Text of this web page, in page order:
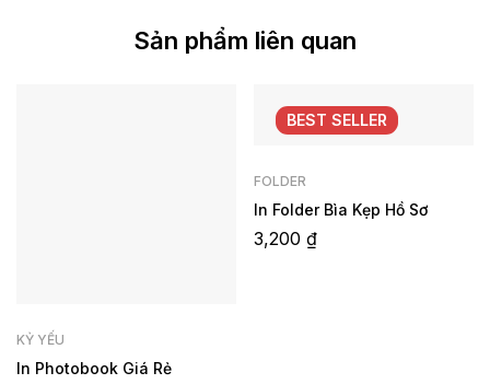
Sản phẩm liên quan
KỶ YẾU
In Photobook Giá Rẻ
BEST SELLER
FOLDER
In Folder Bìa Kẹp Hồ Sơ
3,200 ₫